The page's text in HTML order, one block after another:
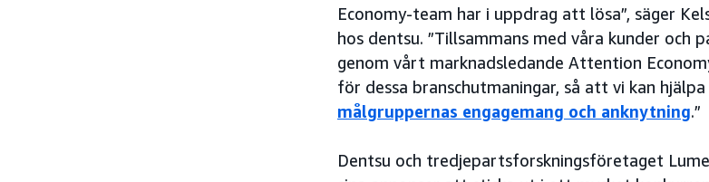
Economy-team har i uppdrag att lösa”, säger
hos dentsu. ”Tillsammans med våra kunder och
genom vårt marknadsledande Attention
för dessa branschutmaningar, så att vi kan
målgruppernas engagemang och anknytning.”
Dentsu och tredjepartsforskningsföretaget